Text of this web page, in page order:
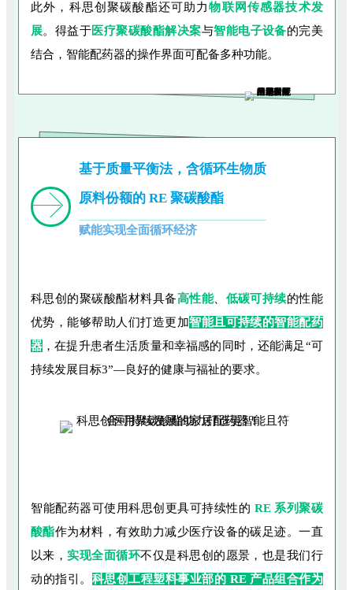
此外，科思创聚碳酸酯还可助力物联网传感器技术发
展。得益于医疗聚碳酸酯解决案与智能电子设备的完美
结合，智能配药器的操作界面可配备多种功能。
基于质量平衡法，含循环生物质
原料份额的 RE 聚碳酸酯
赋能实现全面循环经济
科思创的聚碳酸酯材料具备高性能、 低碳可持续的性能
优势，能够帮助人们打造更加智能且可持续的智能配药
器，在提升患者生活质量和幸福感的同时，还能满足“可
持续发展目标3”—良好的健康与福祉的要求。
智能配药器可使用科思创更具可持续性的 RE 系列聚碳
酸酯作为材料，有效助力减少医疗设备的碳足迹。一直
以来，实现全面循环不仅是科思创的愿景，也是我们行
动的指引。 科思创工程塑料事业部的 RE 产品组合作为